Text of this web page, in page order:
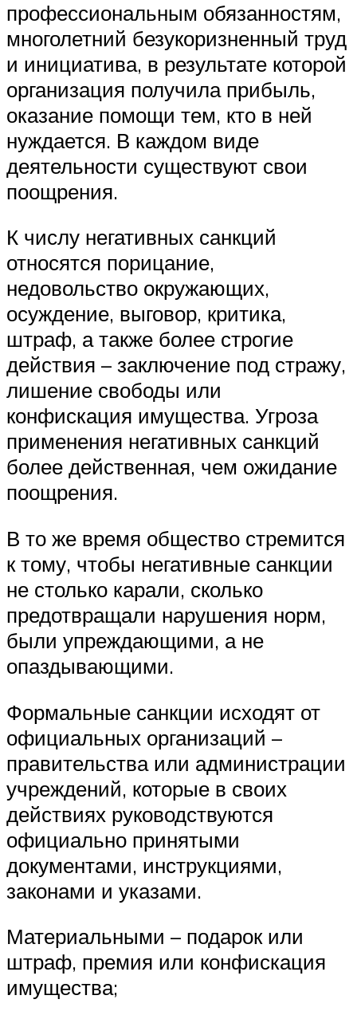
профессиональным обязанностям,
многолетний безукоризненный труд
и инициатива, в результате которой
организация получила прибыль,
оказание помощи тем, кто в ней
нуждается. В каждом виде
деятельности существуют свои
поощрения.
К числу негативных санкций
относятся порицание,
недовольство окружающих,
осуждение, выговор, критика,
штраф, а также более строгие
действия – заключение под стражу,
лишение свободы или
конфискация имущества. Угроза
применения негативных санкций
более действенная, чем ожидание
поощрения.
В то же время общество стремится
к тому, чтобы негативные санкции
не столько карали, сколько
предотвращали нарушения норм,
были упреждающими, а не
опаздывающими.
Формальные санкции исходят от
официальных организаций –
правительства или администрации
учреждений, которые в своих
действиях руководствуются
официально принятыми
документами, инструкциями,
законами и указами.
Материальными – подарок или
штраф, премия или конфискация
имущества;